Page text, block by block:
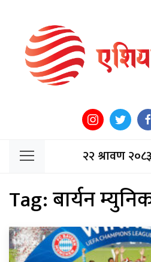
२२ श्रावण
Tag:बार्यन